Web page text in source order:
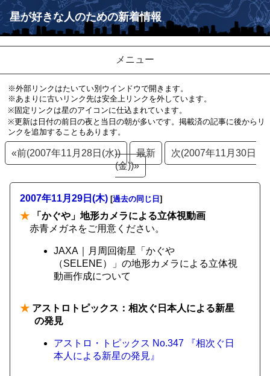
星が好きな人のための新着情報
メニュー
※外部リンクはたいてい別ウインドウで開きます。
※あまりに古いリンク先は安全上リンクを外しています。
※固定リンクは星のアイコンに仕込まれています。
※更新は日付の前日の夜と当日の朝が多いです。掲載済の記事に後からリ
ンクを追加することもあります。
«前(2007年11月28日(水)) 最新
次(2007年11月30日
(金))»
2007年11月29日(木) [過去の同じ日 ]
★ 「かぐや」地形カメラによる立体視動画
赤青メガネをご用意ください。
JAXA｜月周回衛星「かぐや
（SELENE）」の地形カメラによる立体視
動画作成について
★ アストロトピックス：相次ぐ日本人による新星
の発見
アストロ・トピックス No.347 『相次ぐ日
本人による新星の発見』